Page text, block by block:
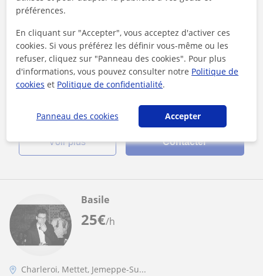
Charleroi, Mettet, Jemeppe-Su...
Cours de Chimie niveau secondaire
Bonjour,Je me présente, Basile Fauconnier, j'ai obtenu le CESS
en Math forte et sciences fortes ( 8 maths, 7 sciences, 2
labos).Je suis étu...
voir plus Contacter
25€/h
Basile
Charleroi, Mettet, Jemeppe-Su...
préférences.
En cliquant sur "Accepter", vous acceptez d'activer ces
cookies. Si vous préférez les définir vous-même ou les
refuser, cliquez sur "Panneau des cookies". Pour plus
d'informations, vous pouvez consulter notre Politique de
cookies et Politique de confidentialité.
Panneau des cookies Accepter